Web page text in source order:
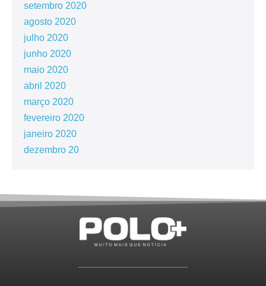
setembro 2020
agosto 2020
julho 2020
junho 2020
maio 2020
abril 2020
março 2020
fevereiro 2020
janeiro 2020
dezembro 20